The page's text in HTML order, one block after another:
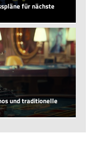
für nächste
und traditionelle